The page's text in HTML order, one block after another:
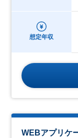
想定年収
WEBアプリケ